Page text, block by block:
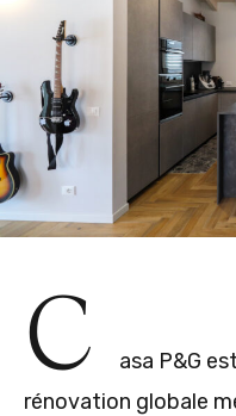
C
asa P&G
rénovation globale